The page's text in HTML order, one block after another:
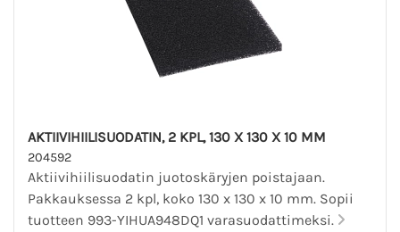
AKTIIVIHIILISUODATIN, 2 KPL, 130 X 130 X 10 MM
204592
Aktiivihiilisuodatin juotoskäryjen poistajaan.
Pakkauksessa 2 kpl, koko 130 x 130 x 10 mm. Sopii
tuotteen 993-YIHUA948DQ1 varasuodattimeksi.